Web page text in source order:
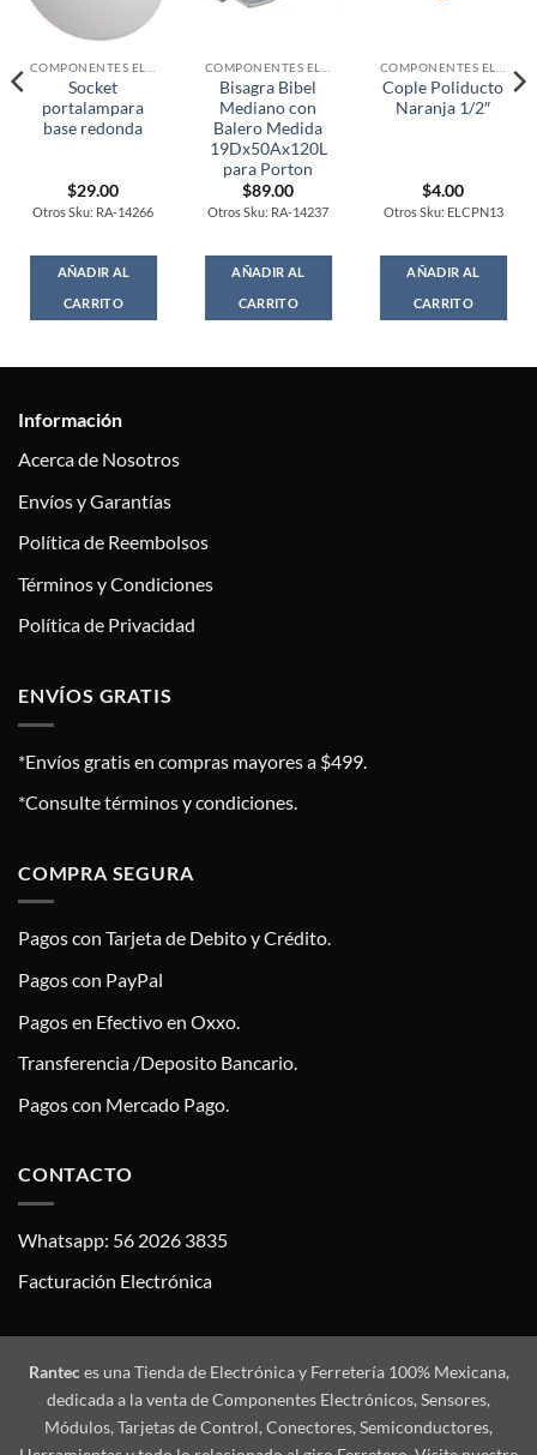
Socket
portalampara
base redonda
$29.00
Otros Sku: RA-14266
AÑADIR AL
CARRITO
Bisagra Bibel
Mediano con
Balero Medida
19Dx50Ax120L
para Porton
$89.00
Otros Sku: RA-14237
AÑADIR AL
CARRITO
Cople Poliducto
Naranja 1/2″
$4.00
Otros Sku: ELCPN13
AÑADIR AL
CARRITO
Información
Acerca de Nosotros
Envíos y Garantías
Política de Reembolsos
Términos y Condiciones
Política de Privacidad
ENVÍOS GRATIS
*Envíos gratis en compras mayores a $499.
*Consulte términos y condiciones.
COMPRA SEGURA
Pagos con Tarjeta de Debito y Crédito.
Pagos con PayPal
Pagos en Efectivo en Oxxo.
Transferencia /Deposito Bancario.
Pagos con Mercado Pago.
CONTACTO
Whatsapp: 56 2026 3835
Facturación Electrónica
Ranteces una Tienda de Electrónica y Ferretería 100% Mexicana,
dedicada a la venta de Componentes Electrónicos, Sensores,
Módulos, Tarjetas de Control, Conectores, Semiconductores,